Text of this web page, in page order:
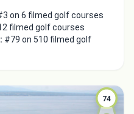
on 6 filmed golf courses
filmed golf courses
#79 on 510 filmed golf
74